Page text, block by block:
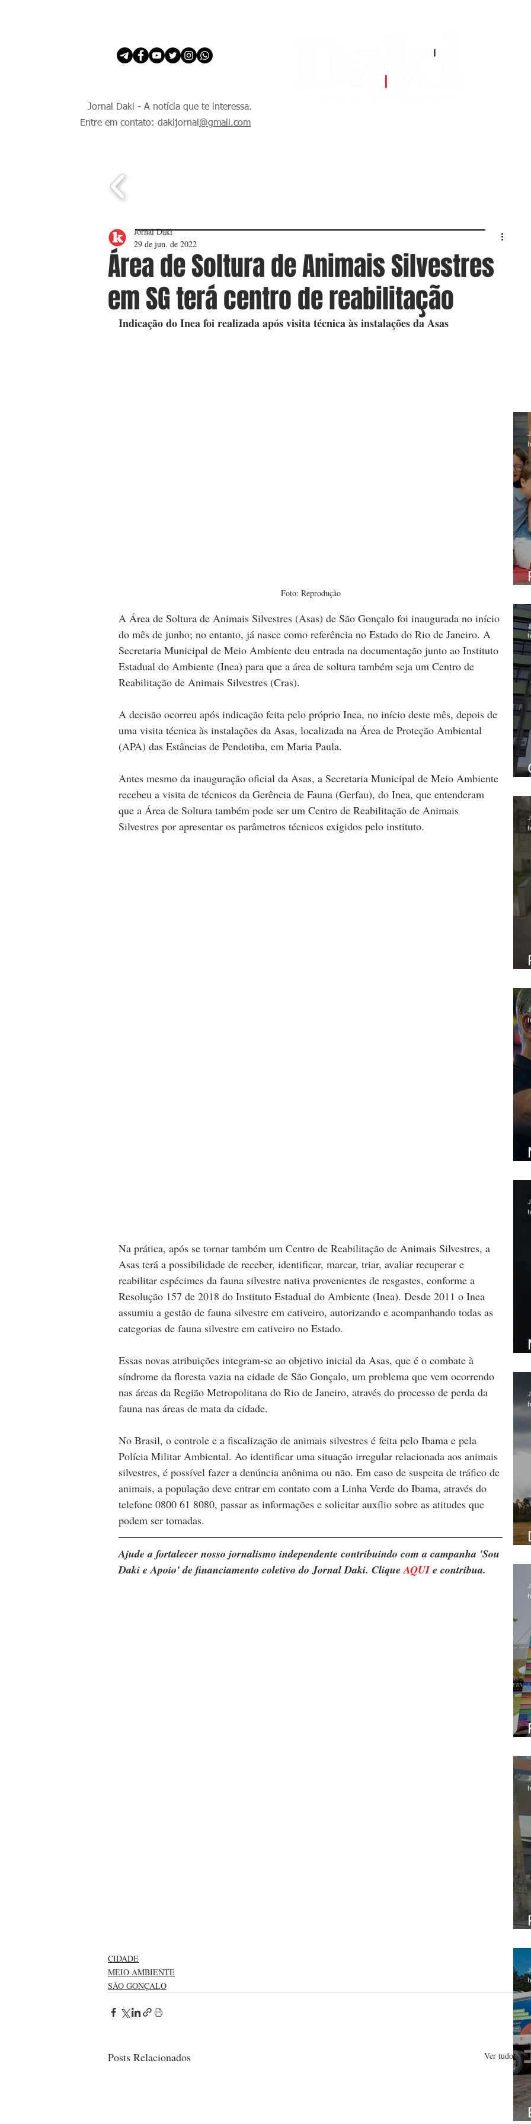
Jornal Daki - A notícia que te interessa.
Entre em contato: dakijornal @gmail.com
Área de Soltura de Animais Silvestres
em SG terá centro de reabilitação
Jornal Daki
29 de jun. de 2022
Indicação do Inea foi realizada após visita técnica às instalações da Asas
Foto: Reprodução
A Área de Soltura de Animais Silvestres (Asas) de São Gonçalo foi inaugurada no início
do mês de junho; no entanto, já nasce como referência no Estado do Rio de Janeiro. A
Secretaria Municipal de Meio Ambiente deu entrada na documentação junto ao Instituto
Estadual do Ambiente (Inea) para que a área de soltura também seja um Centro de
Reabilitação de Animais Silvestres (Cras).
A decisão ocorreu após indicação feita pelo próprio Inea, no início deste mês, depois de
uma visita técnica às instalações da Asas, localizada na Área de Proteção Ambiental
(APA) das Estâncias de Pendotiba, em Maria Paula.
Antes mesmo da inauguração oficial da Asas, a Secretaria Municipal de Meio Ambiente
recebeu a visita de técnicos da Gerência de Fauna (Gerfau), do Inea, que entenderam
que a Área de Soltura também pode ser um Centro de Reabilitação de Animais
Silvestres por apresentar os parâmetros técnicos exigidos pelo instituto.
Na prática, após se tornar também um Centro de Reabilitação de Animais Silvestres, a
Asas terá a possibilidade de receber, identificar, marcar, triar, avaliar recuperar e
reabilitar espécimes da fauna silvestre nativa provenientes de resgastes, conforme a
Resolução 157 de 2018 do Instituto Estadual do Ambiente (Inea). Desde 2011 o Inea
assumiu a gestão de fauna silvestre em cativeiro, autorizando e acompanhando todas as
categorias de fauna silvestre em cativeiro no Estado.
Essas novas atribuições integram-se ao objetivo inicial da Asas, que é o combate à
síndrome da floresta vazia na cidade de São Gonçalo, um problema que vem ocorrendo
nas áreas da Região Metropolitana do Rio de Janeiro, através do processo de perda da
fauna nas áreas de mata da cidade.
No Brasil, o controle e a fiscalização de animais silvestres é feita pelo Ibama e pela
Polícia Militar Ambiental. Ao identificar uma situação irregular relacionada aos animais
silvestres, é possível fazer a denúncia anônima ou não. Em caso de suspeita de tráfico de
animais, a população deve entrar em contato com a Linha Verde do Ibama, através do
telefone 0800 61 8080, passar as informações e solicitar auxílio sobre as atitudes que
podem ser tomadas.
Ajude a fortalecer nosso jornalismo independente contribuindo com a campanha 'Sou
Daki e Apoio' de financiamento coletivo do Jornal Daki. Clique AQUI e contribua.
CIDADE
MEIO AMBIENTE
SÃO GONÇALO
Posts Relacionados Ver tudo